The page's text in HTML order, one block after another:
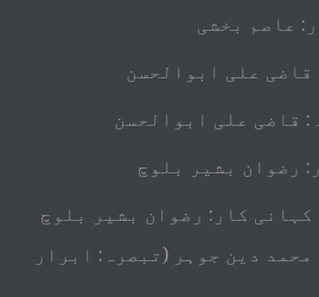
عاصم بخشی
قاضی علی ابوالحسن
قاضی علی ابوالحسن
رضوان بشیر بلوچ
کہانی کار: رضوان بشیر بلوچ
دین جوہر (تبصرہ: ابرار